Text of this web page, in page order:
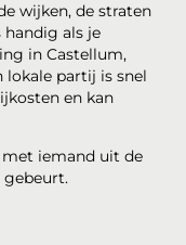
wijken, de straten
als je
in Castellum,
lokale partij is snel
en kan
iemand uit de
gebeurt.